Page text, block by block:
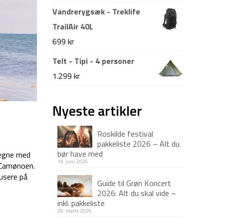
med
på
oprindelige
pris
aktuelle
Vandrerygsæk - Treklife
TrailAir 40L
699 kr
Telt - Tipi - 4 personer
1.299 kr
Nyeste artikler
Roskilde festival
pakkeliste 2026 – Alt du
bør have med
18. juni 2026
Guide til Grøn Koncert
2026: Alt du skal vide –
inkl. pakkeliste
26. marts 2026